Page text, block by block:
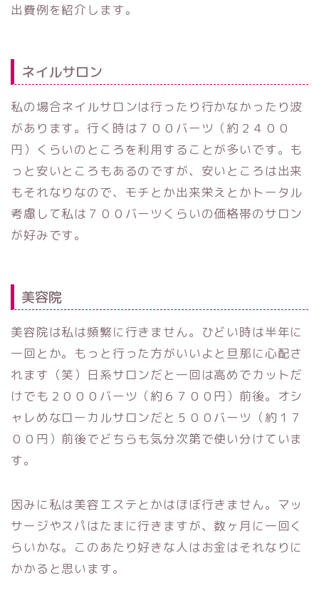
出費例を紹介します。
ネイルサロン
私の場合ネイルサロンは行ったり行かなかったり波
があります。行く時は７００バーツ（約２４００
円）くらいのところを利用することが多いです。も
っと安いところもあるのですが、安いところは出来
もそれなりなので、モチとか出来栄えとかトータル
考慮して私は７００バーツくらいの価格帯のサロン
が好みです。
美容院
美容院は私は頻繁に行きません。ひどい時は半年に
一回とか。もっと行った方がいいよと旦那に心配さ
れます（笑）日系サロンだと一回は高めでカットだ
けでも２０００バーツ（約６７００円）前後。オシ
ャレめなローカルサロンだと５００バーツ（約１７
００円）前後でどちらも気分次第で使い分けていま
す。
因みに私は美容エステとかはほぼ行きません。マッ
サージやスパはたまに行きますが、数ヶ月に一回く
らいかな。このあたり好きな人はお金はそれなりに
かかると思います。